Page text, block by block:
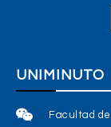
UNIMINUTO
Facultad